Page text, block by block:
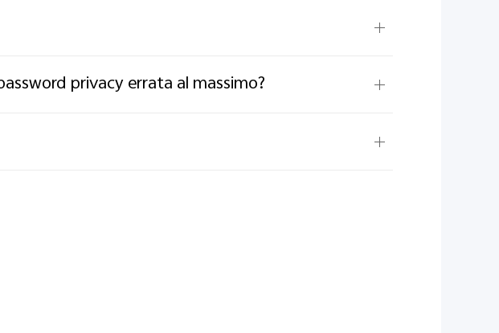
privacy errata al massimo?